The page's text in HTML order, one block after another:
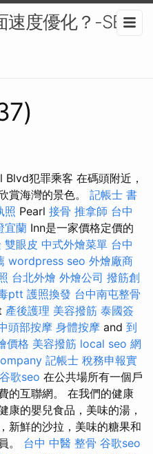
速度優化？-SEO
犯罪乘客 在碼頭附近，
賞海灣的景色。 記帳士 書
照 Pearl 接骨 推拿師 台中
宜蘭 Inn是一家價格定價的
雙眼皮 中式外燴菜單 台中
wordpress seo 外燴廠商
台北外燴 外燴公司 撥筋創
ptt 護照換發 台中南屯整骨
產後護理 美容撥筋 泰國簽
頭部按摩 身體按摩 and 到
價格 美容撥筋 local seo 網
記帳士 稅務申報實
谷歌seo 在公共場所有一個戶
的互聯網。 在我們的健康
康的嬰兒食品，美味的湯，
新鮮的沙拉，美味的糖果和
。 台中 中醫 整骨 谷歌seo